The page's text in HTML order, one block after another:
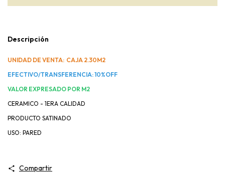
Descripción
UNIDAD DE VENTA: CAJA 2.30M2
EFECTIVO/TRANSFERENCIA: 10%OFF
VALOR EXPRESADO POR M2
CERAMICO - 1ERA CALIDAD
PRODUCTO SATINADO
USO: PARED
Compartir